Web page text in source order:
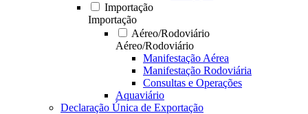
Importação
Importação
Aéreo/Rodoviário
Aéreo/Rodoviário
Manifestação Aérea
Manifestação Rodoviária
Consultas e Operações
Aquaviário
Declaração Única de Exportação